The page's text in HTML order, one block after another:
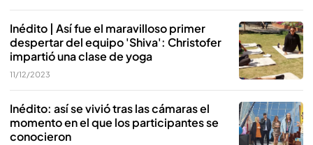
Inédito | Así fue el maravilloso primer
despertar del equipo 'Shiva': Christofer
impartió una clase de yoga
11/12/2023
Inédito: así se vivió tras las cámaras el
momento en el que los participantes se
conocieron